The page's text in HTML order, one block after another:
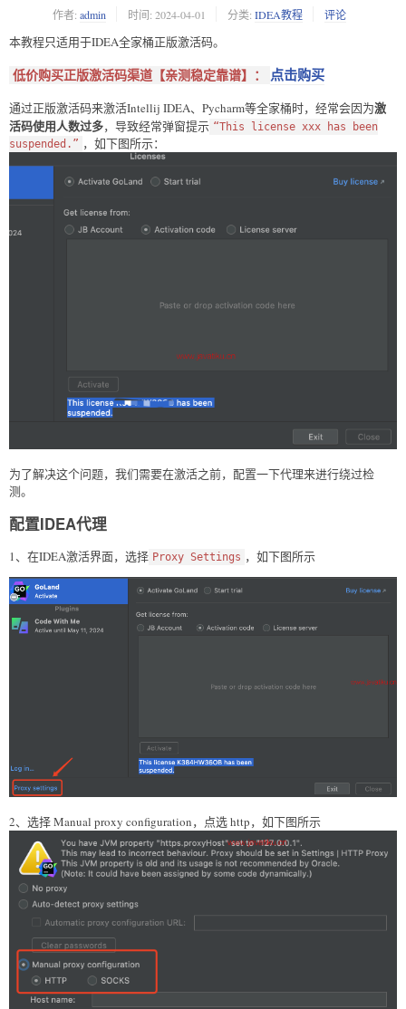
作者: admin 时间: 2024-04-01 分类: IDEA教程 评论
本教程只适用于IDEA全家桶正版激活码。
低价购买正版激活码渠道【亲测稳定靠谱】： 点击购买
通过正版激活码来激活Intellij IDEA、Pycharm等全家桶时，经常会因为激
活码使用人数过多，导致经常弹窗提示 “This license xxx has been
suspended.” ，如下图所示：
为了解决这个问题，我们需要在激活之前，配置一下代理来进行绕过检
测。
配置IDEA代理
1、在IDEA激活界面，选择 Proxy Settings ，如下图所示
2、选择 Manual proxy configuration，点选 http，如下图所示